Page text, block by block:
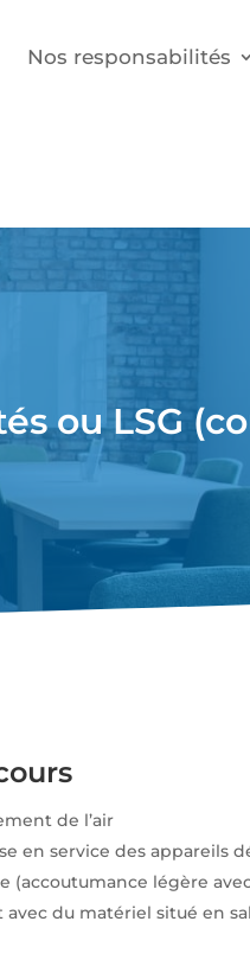
Nos responsabilités
ou LSG
de l’air
en service des appareils
(accoutumance légère
du matériel situé en